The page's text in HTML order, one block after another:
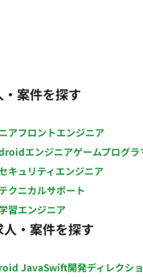
案件を探す
アフロントエンジニア
エンジニアゲームプログ
キュリティエンジニア
クニカルサポート
習エンジニア
・案件を探す
JavaSwift開発ディレクシ